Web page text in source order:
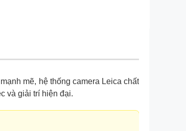
mẽ, hệ thống camera Leica chất
và giải trí hiện đại.